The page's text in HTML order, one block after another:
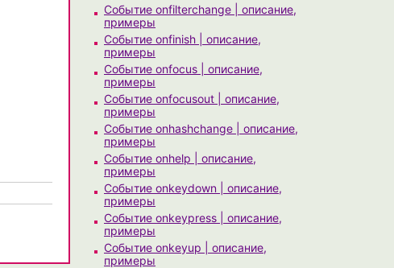
Событие onfilterchange | описание,
примеры
Событие onfinish | описание,
примеры
Событие onfocus | описание,
примеры
Событие onfocusout | описание,
примеры
Событие onhashchange | описание,
примеры
Событие onhelp | описание,
примеры
Событие onkeydown | описание,
примеры
Событие onkeypress | описание,
примеры
Событие onkeyup | описание,
примеры